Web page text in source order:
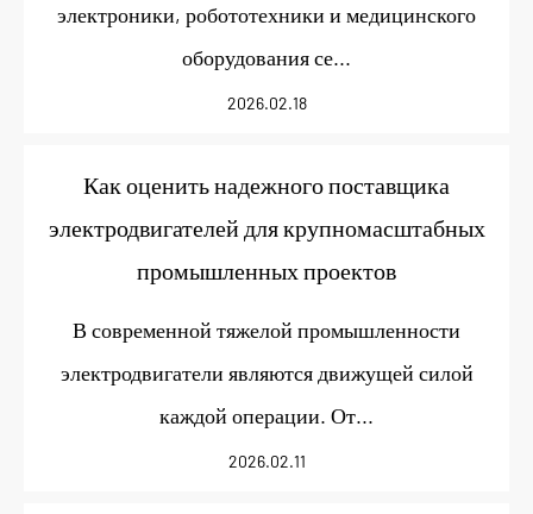
электроники, робототехники и медицинского
оборудования се...
2026.02.18
Как оценить надежного поставщика
электродвигателей для крупномасштабных
промышленных проектов
В современной тяжелой промышленности
электродвигатели являются движущей силой
каждой операции. От...
2026.02.11